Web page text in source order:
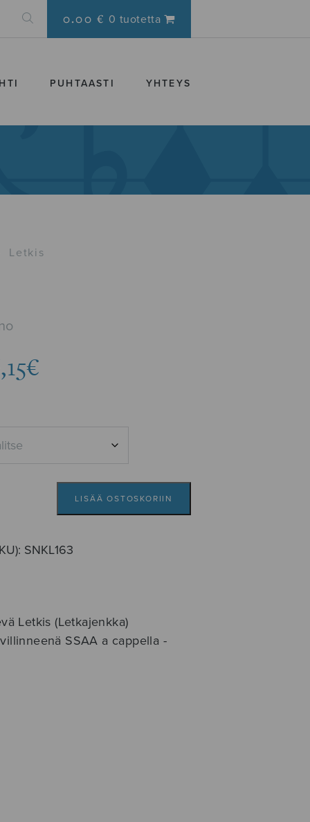
0.00 € 0 tuotetta
PUHTAASTI YHTEYS
Letkis
€
LISÄÄ OSTOSKORIIN
SNKL163
Letkis (Letkajenkka)
SSAA a cappella -